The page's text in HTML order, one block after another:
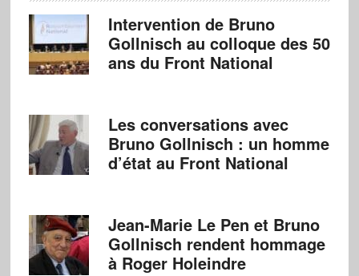
Intervention de Bruno
Gollnisch au colloque des 50
ans du Front National
Les conversations avec
Bruno Gollnisch : un homme
d’état au Front National
Jean-Marie Le Pen et Bruno
Gollnisch rendent hommage
à Roger Holeindre